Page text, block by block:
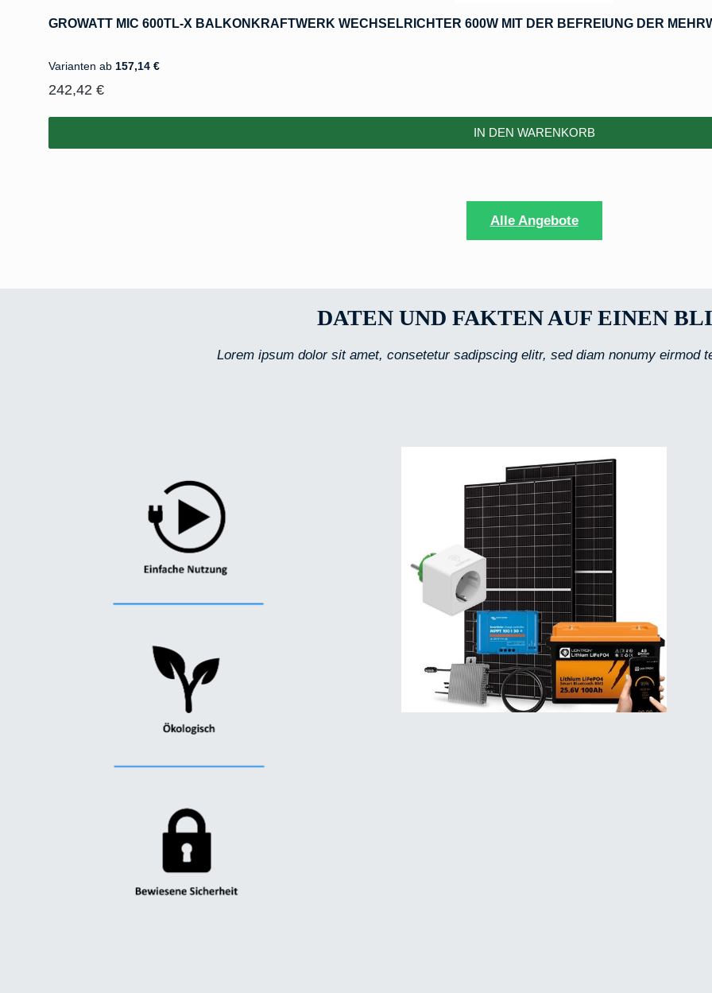
GROWATT MIC 600TL-X BALKONKRAFTWERK WECHSELRICHTER 600W MIT DER
Varianten ab 157,14 €
Regulärer Preis:
242,42 €
IN DEN WARENKORB
Alle Angebote
DATEN UND FAKTEN AUF EINEN
Lorem ipsum dolor sit amet, consetetur sadipscing elitr, sed diam nonumy eirmod